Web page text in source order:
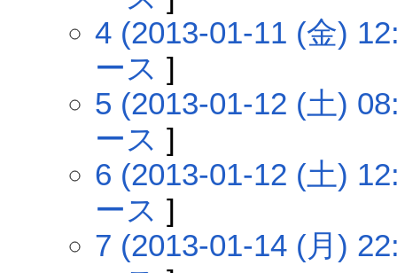
4 (2013-01-11 (金)
ース ]
5 (2013-01-12 (土)
ース ]
6 (2013-01-12 (土)
ース ]
7 (2013-01-14 (月)